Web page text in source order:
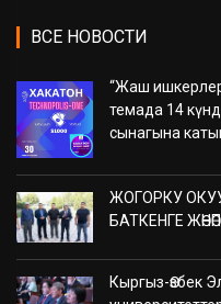
ВСЕ НОВОСТИ
“Жаш ишкерлер
темада 14
сынагына
ЖОГОРКУ
БАТКЕНГЕ
Кыргыз-Өзбек